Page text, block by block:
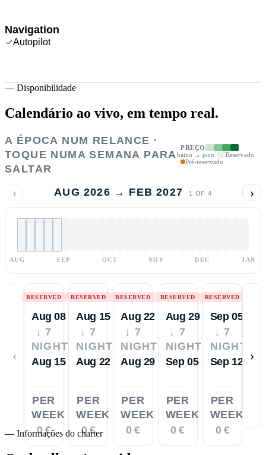
Navigation
Autopilot
— Disponibilidade
Calendário ao vivo, em tempo real.
A ÉPOCA NUM RELANCE ·
TOQUE NUMA SEMANA PARA
SALTAR
PREÇO
baixo → pico
Reservado
Pré-reservado
‹ AUG 2026 → FEB 2027 1 OF 4 ›
AUG SEP OCT NOV DEC JAN
‹
RESERVED
Aug 08
↓ 7
NIGHTS
Aug 15
PER
WEEK
0 €
RESERVED
Aug 15
↓ 7
NIGHTS
Aug 22
PER
WEEK
0 €
RESERVED
Aug 22
↓ 7
NIGHTS
Aug 29
PER
WEEK
0 €
RESERVED
Aug 29
↓ 7
NIGHTS
Sep 05
PER
WEEK
0 €
RESERVED
Sep 05
↓ 7
NIGHTS
Sep 12
PER
WEEK
0 €
›
— Informações do charter